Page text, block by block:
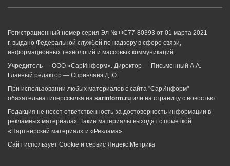
Регистрационный номер серия Эл № ФС77-80393 от 01 марта 2021
г. выдано Федеральной службой по надзору в сфере связи,
информационных технологий и массовых коммуникаций.
Учредитель — ООО «СарИнформ». Директор — Письменный А.А.
Главный редактор — Спринчанэ Д.Ю.
При использовании любых материалов с сайта "СарИнформ"
обязательна гиперссылка на sarinform.ru или на страницу с новостью.
Редакция не несет ответственность за достоверность информации в
рекламных материалах. Такие материалы выходят с пометкой
«Партнёрский материал» и «Реклама».
Сайт использует Cookie и сервиc Яндекс.Метрика